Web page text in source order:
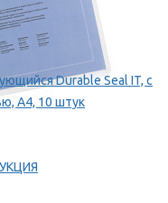
Durable Seal IT, с
A4, 10 штук